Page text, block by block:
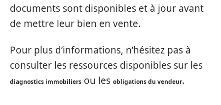
documents sont disponibles et à jour avant
de mettre leur bien en vente.
Pour plus d’informations, n’hésitez pas à
consulter les ressources disponibles sur les
diagnostics immobiliers ou les obligations du vendeur.